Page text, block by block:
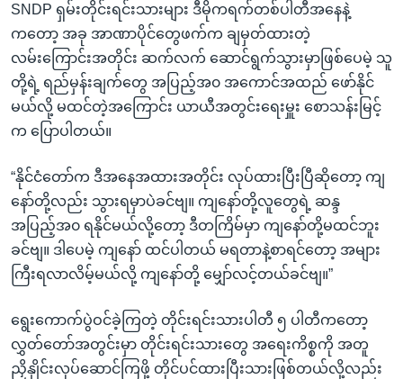
SNDP ရှမ်းတိုင်းရင်းသားများ ဒီမိုကရက်တစ်ပါတီအနေနဲ့
ကတော့ အခု အာဏာပိုင်တွေဖက်က ချမှတ်ထားတဲ့
လမ်းကြောင်းအတိုင်း ဆက်လက် ဆောင်ရွက်သွားမှာဖြစ်ပေမဲ့ သူ
တို့ရဲ့ ရည်မှန်းချက်တွေ အပြည့်အ၀ အကောင်အထည် ဖော်နိုင်
မယ်လို့ မထင်တဲ့အကြောင်း ယာယီအတွင်းရေးမှူး စောသန်းမြင့်
က ပြောပါတယ်။
“နိုင်ငံတော်က ဒီအနေအထားအတိုင်း လုပ်ထားပြီးပြီဆိုတော့ ကျ
နော်တို့လည်း သွားရမှာပဲခင်ဗျ။ ကျနော်တို့လူတွေရဲ့ ဆန္ဒ
အပြည့်အ၀ ရနိုင်မယ်လို့တော့ ဒီတကြိမ်မှာ ကျနော်တို့မထင်ဘူး
ခင်ဗျ။ ဒါပေမဲ့ ကျနော် ထင်ပါတယ် မရတာနဲ့စာရင်တော့ အများ
ကြီးရလာလိမ့်မယ်လို့ ကျနော်တို့ မျှော်လင့်တယ်ခင်ဗျ။”
ရွေးကောက်ပွဲဝင်ခဲ့ကြတဲ့ တိုင်းရင်းသားပါတီ ၅ ပါတီကတော့
လွှတ်တော်အတွင်းမှာ တိုင်းရင်းသားတွေ အရေးကိစ္စကို အတူ
ညှိနှိုင်းလုပ်ဆောင်ကြဖို့ တိုင်ပင်ထားပြီးသားဖြစ်တယ်လို့လည်း